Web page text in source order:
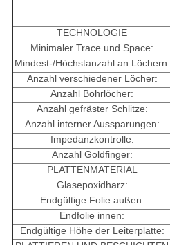
TECHNOLOGIE
Minimaler Trace und Space:
Mindest-/Höchstanzahl an Löchern:
Anzahl verschiedener Löcher:
Anzahl Bohrlöcher:
Anzahl gefräster Schlitze:
Anzahl interner Aussparungen:
Impedanzkontrolle:
Anzahl Goldfinger:
PLATTENMATERIAL
Glasepoxidharz:
Endgültige Folie außen:
Endfolie innen:
Endgültige Höhe der Leiterplatte: